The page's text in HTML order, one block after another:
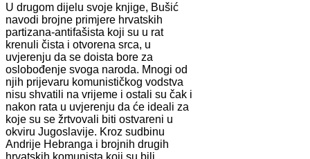
U drugom dijelu svoje knjige, Bušić
navodi brojne primjere hrvatskih
partizana-antifašista koji su u rat
krenuli čista i otvorena srca, u
uvjerenju da se doista bore za
oslobođenje svoga naroda. Mnogi od
njih prijevaru komunističkog vodstva
nisu shvatili na vrijeme i ostali su čak i
nakon rata u uvjerenju da će ideali za
koje su se žrtvovali biti ostvareni u
okviru Jugoslavije. Kroz sudbinu
Andrije Hebranga i brojnih drugih
hrvatskih komunista koji su bili